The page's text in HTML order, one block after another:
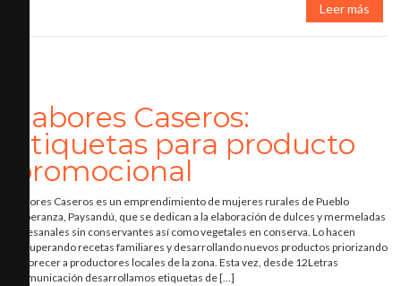
Leer más
Sabores Caseros:
etiquetas para producto
promocional
Sabores Caseros es un emprendimiento de mujeres rurales de Pueblo
Esperanza, Paysandú, que se dedican a la elaboración de dulces y mermeladas
artesanales sin conservantes así como vegetales en conserva. Lo hacen
recuperando recetas familiares y desarrollando nuevos productos priorizando
favorecer a productores locales de la zona. Esta vez, desde 12Letras
Comunicación desarrollamos etiquetas de […]